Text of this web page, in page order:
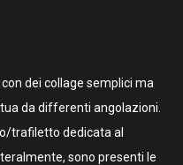
dei collage semplici ma
da differenti angolazioni.
trafiletto dedicata al
sono presenti le